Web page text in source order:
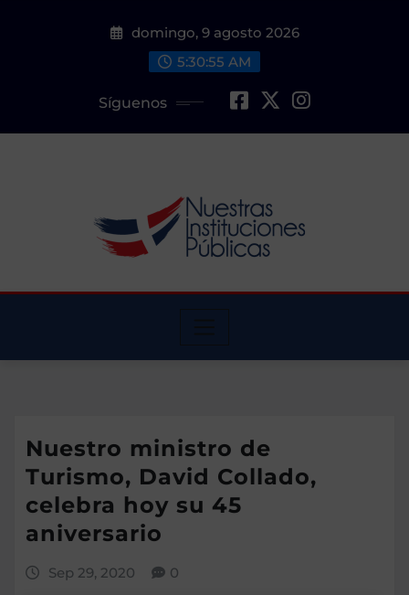
domingo, 9 agosto 2026
5:30:57 AM
Síguenos
Nuestro ministro de
Turismo, David Collado,
celebra hoy su 45
aniversario
Sep 29, 2020 0